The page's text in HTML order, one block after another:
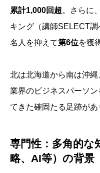
累計1,000回超。さらに
キング（講師SELECT
名人を抑えて第6位を獲
北は北海道から南は沖
業界のビジネスパーソ
てきた確固たる足跡があ
専門性：多角的な
略、AI等）の背景